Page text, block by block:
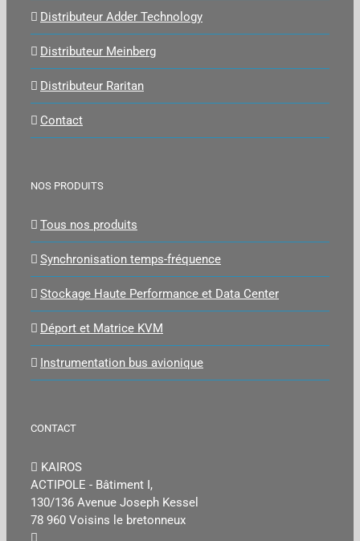
Distributeur Adder Technology
Distributeur Meinberg
Distributeur Raritan
Contact
NOS PRODUITS
Tous nos produits
Synchronisation temps-fréquence
Stockage Haute Performance et Data Center
Déport et Matrice KVM
Instrumentation bus avionique
CONTACT
KAIROS
ACTIPOLE - Bâtiment I,
130/136 Avenue Joseph Kessel
78 960 Voisins le bretonneux